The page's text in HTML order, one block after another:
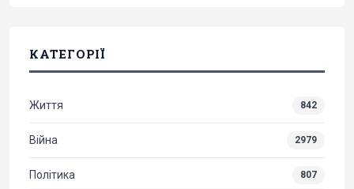
КАТЕГОРІЇ
Життя 842
Війна 2979
Політика 807